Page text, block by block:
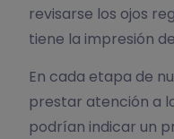
revisarse los ojos
tiene la impresión
En cada etapa de
prestar atención a
podrían indicar un